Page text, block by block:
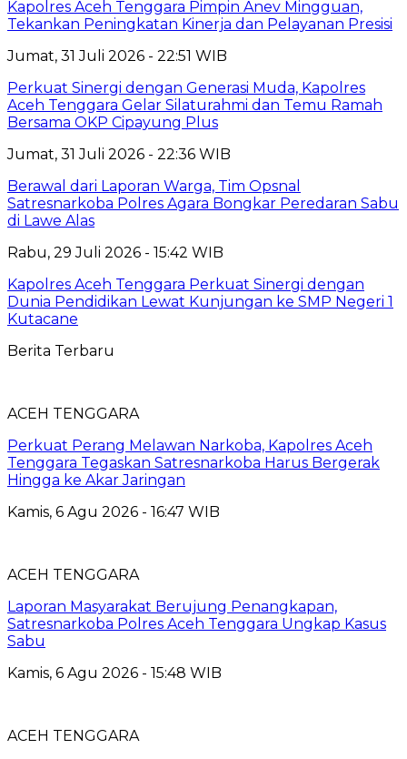
Kapolres Aceh Tenggara Pimpin Anev Mingguan,
Tekankan Peningkatan Kinerja dan Pelayanan Presisi
Jumat, 31 Juli 2026 - 22:51 WIB
Perkuat Sinergi dengan Generasi Muda, Kapolres
Aceh Tenggara Gelar Silaturahmi dan Temu Ramah
Bersama OKP Cipayung Plus
Jumat, 31 Juli 2026 - 22:36 WIB
Berawal dari Laporan Warga, Tim Opsnal
Satresnarkoba Polres Agara Bongkar Peredaran Sabu
di Lawe Alas
Rabu, 29 Juli 2026 - 15:42 WIB
Kapolres Aceh Tenggara Perkuat Sinergi dengan
Dunia Pendidikan Lewat Kunjungan ke SMP Negeri 1
Kutacane
Berita Terbaru
ACEH TENGGARA
Perkuat Perang Melawan Narkoba, Kapolres Aceh
Tenggara Tegaskan Satresnarkoba Harus Bergerak
Hingga ke Akar Jaringan
Kamis, 6 Agu 2026 - 16:47 WIB
ACEH TENGGARA
Laporan Masyarakat Berujung Penangkapan,
Satresnarkoba Polres Aceh Tenggara Ungkap Kasus
Sabu
Kamis, 6 Agu 2026 - 15:48 WIB
ACEH TENGGARA